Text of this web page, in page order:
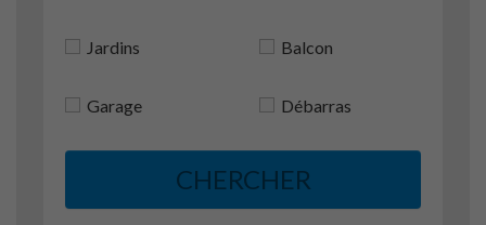
Jardins Balcon
Garage Débarras
CHERCHER